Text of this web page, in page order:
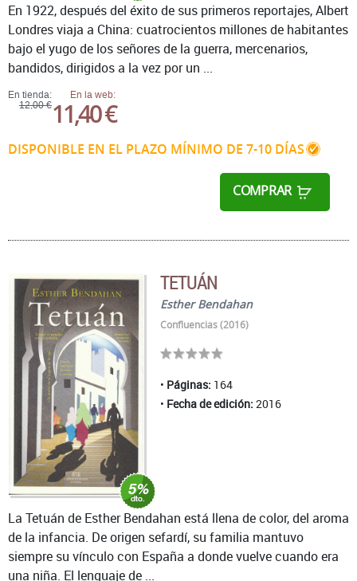
En tienda:
12,00 €
En la web:
11,40 €
DISPONIBLE EN EL PLAZO MÍNIMO DE 7-10 DÍAS
COMPRAR
En 1922, después del éxito de sus primeros reportajes, Albert
Londres viaja a China: cuatrocientos millones de habitantes
bajo el yugo de los señores de la guerra, mercenarios,
bandidos, dirigidos a la vez por un ...
TETUÁN
Esther Bendahan
Confluencias (2016)
Páginas: 164
Fecha de edición: 2016
La Tetuán de Esther Bendahan está llena de color, del aroma
de la infancia. De origen sefardí, su familia mantuvo
siempre su vínculo con España a donde vuelve cuando era
una niña. El lenguaje de ...